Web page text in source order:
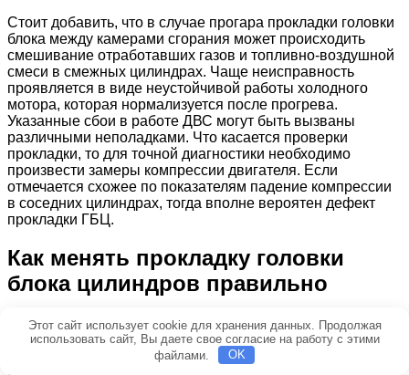
Стоит добавить, что в случае прогара прокладки головки
блока между камерами сгорания может происходить
смешивание отработавших газов и топливно-воздушной
смеси в смежных цилиндрах. Чаще неисправность
проявляется в виде неустойчивой работы холодного
мотора, которая нормализуется после прогрева.
Указанные сбои в работе ДВС могут быть вызваны
различными неполадками. Что касается проверки
прокладки, то для точной диагностики необходимо
произвести замеры компрессии двигателя. Если
отмечается схожее по показателям падение компрессии
в соседних цилиндрах, тогда вполне вероятен дефект
прокладки ГБЦ.
Как менять прокладку головки
блока цилиндров правильно
Начнем с того, что снятие головки блока цилиндров на
некоторых моторах является сложной и трудоемкой
процедурой, которая требует слива техжидкостей,
Этот сайт использует cookie для хранения данных. Продолжая
использовать сайт, Вы даете свое согласие на работу с этими
файлами.
OK